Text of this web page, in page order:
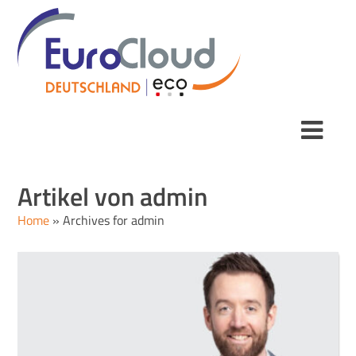
Artikel vonadmin
Home »Archives for admin